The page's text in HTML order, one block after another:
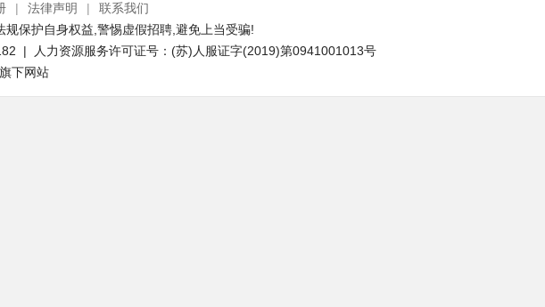
| 法律声明 |
联系我们
保护自身权益,警惕虚假招聘,避免上当受骗!
| 人力资源服务许可证号：(苏)人服证字(2019)第0941001013号
下网站